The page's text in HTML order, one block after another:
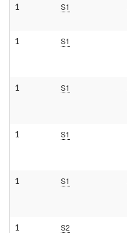
1 S1
1 S1
1 S1
1 S1
1 S1
1 S2